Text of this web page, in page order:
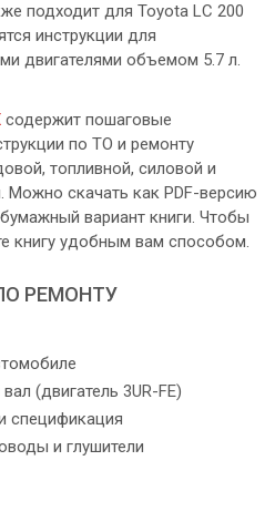
подходит для Toyota LC 200
инструкции для
двигателями объемом 5.7 л.
содержит пошаговые
по ТО и ремонту
топливной, силовой и
Можно скачать как PDF-версию
вариант книги. Чтобы
книгу удобным вам способом.
РЕМОНТУ
(двигатель 3UR-FE)
спецификация
и глушители